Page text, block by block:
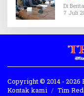
Di
7 Juli
Copyright © 2014 - 2026
Kontak kami
Tim